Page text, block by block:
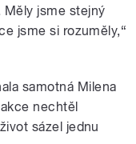
jsme stejný
jsme si rozuměly,“
samotná Milena
nechtěl
sázel jednu